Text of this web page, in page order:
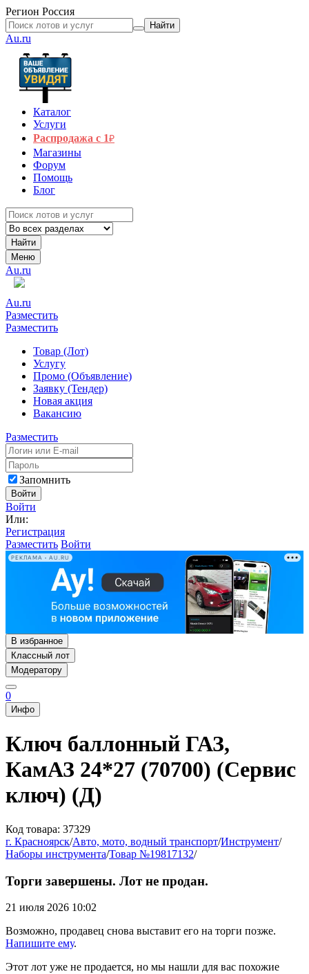
Регион Россия
Найти
Au.ru
Каталог
Услуги
Распродажа с 1₽
Магазины
Форум
Помощь
Блог
Найти
Меню
Au.ru
Au.ru
Разместить
Разместить
Товар (Лот)
Услугу
Промо (Объявление)
Заявку (Тендер)
Новая акция
Вакансию
Разместить
Запомнить
Войти
Войти
Или:
Регистрация
Разместить Войти
РЕКЛАМА • AU.RU
В избранное
Классный лот
Модератору
0
Инфо
Ключ баллонный ГАЗ,
КамАЗ 24*27 (70700) (Сервис
ключ) (Д)
Код товара: 37329
г. Красноярск/Авто, мото, водный транспорт/Инструмент/
Наборы инструмента/Товар №19817132/
Торги завершены. Лот не продан.
21 июля 2026 10:02
Возможно, продавец снова выставит его на торги позже.
Напишите ему.
Этот лот уже не продается, но мы нашли для вас похожие